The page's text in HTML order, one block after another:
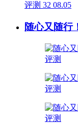
评测 32 08.05
随心又随行